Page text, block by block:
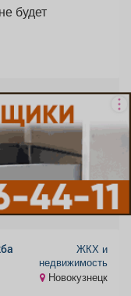
будет
ЖКХ и
недвижимость
Новокузнецк